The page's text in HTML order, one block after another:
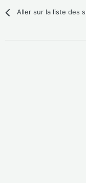
Aller sur la liste des